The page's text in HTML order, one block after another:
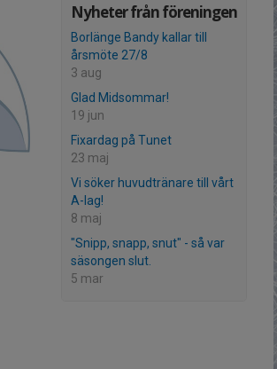
Nyheter från föreningen
Borlänge Bandy kallar till
årsmöte 27/8
3 aug
Glad Midsommar!
19 jun
Fixardag på Tunet
23 maj
Vi söker huvudtränare till vårt
A-lag!
8 maj
"Snipp, snapp, snut" - så var
säsongen slut.
5 mar